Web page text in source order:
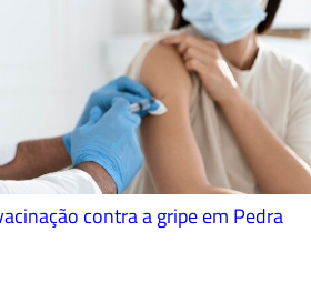
contra a gripe em Pedra